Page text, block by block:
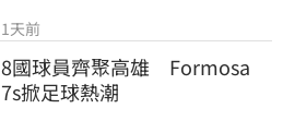
1天前
8國球員齊聚高雄　Formosa
7s掀足球熱潮